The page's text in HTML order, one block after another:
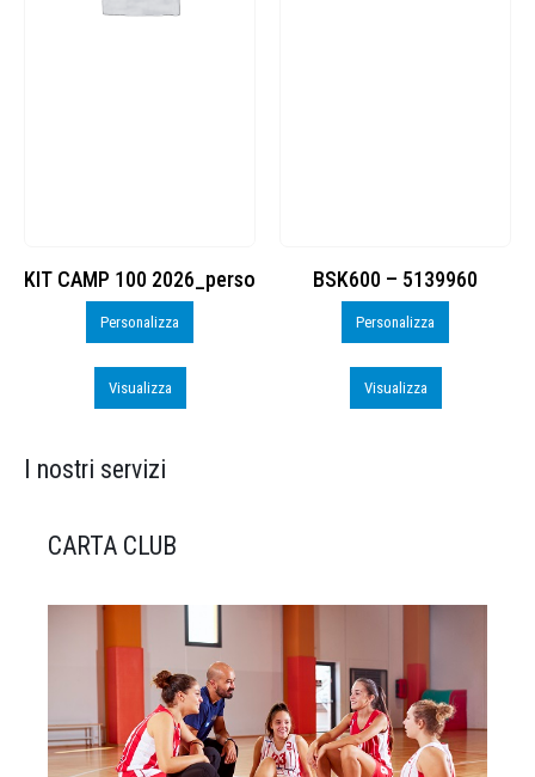
KIT CAMP 100 2026_perso
Personalizza
Visualizza
BSK600 – 5139960
Personalizza
Visualizza
I nostri servizi
CARTA CLUB